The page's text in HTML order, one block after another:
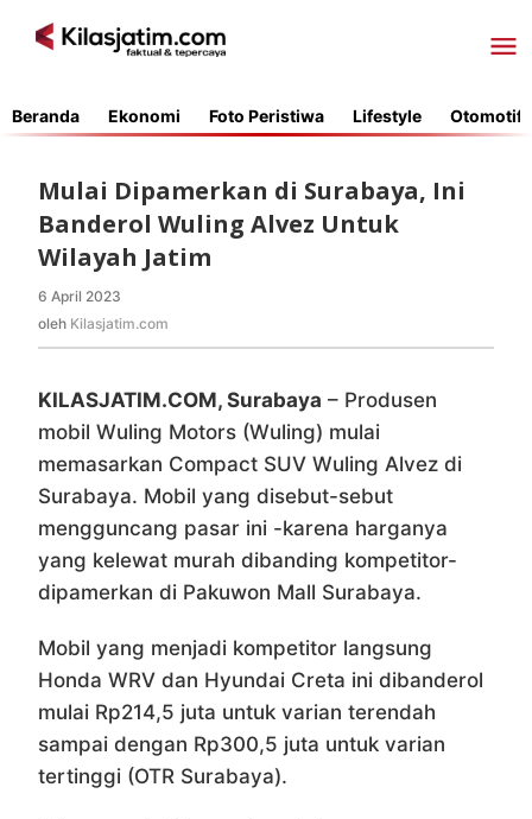
Beranda Ekonomi Foto Peristiwa Lifestyle Otomotif
Mulai Dipamerkan di Surabaya, Ini
Banderol Wuling Alvez Untuk
Wilayah Jatim
6 April 2023
Kilasjatim.com
oleh Kilasjatim.com
KILASJATIM.COM, Surabaya – Produsen
mobil Wuling Motors (Wuling) mulai
memasarkan Compact SUV Wuling Alvez di
Surabaya. Mobil yang disebut-sebut
mengguncang pasar ini -karena harganya
yang kelewat murah dibanding kompetitor-
dipamerkan di Pakuwon Mall Surabaya.
Mobil yang menjadi kompetitor langsung
Honda WRV dan Hyundai Creta ini dibanderol
mulai Rp214,5 juta untuk varian terendah
sampai dengan Rp300,5 juta untuk varian
tertinggi (OTR Surabaya).